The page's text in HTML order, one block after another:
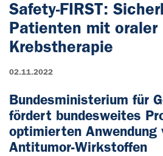
Safety-FIRST:
Patienten mit oraler
Krebstherapie
02.11.2022
Bundesministerium für
fördert bundesweites
optimierten Anwendung
Antitumor-Wirkstoffen